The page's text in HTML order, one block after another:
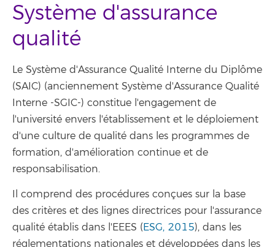
Système d'assurance
qualité
Le Système d'Assurance Qualité Interne du Diplôme
(SAIC) (anciennement Système d'Assurance Qualité
Interne -SGIC-) constitue l'engagement de
l'université envers l'établissement et le déploiement
d'une culture de qualité dans les programmes de
formation, d'amélioration continue et de
responsabilisation.
Il comprend des procédures conçues sur la base
des critères et des lignes directrices pour l'assurance
qualité établis dans l'EEES (ESG, 2015), dans les
réglementations nationales et développées dans les